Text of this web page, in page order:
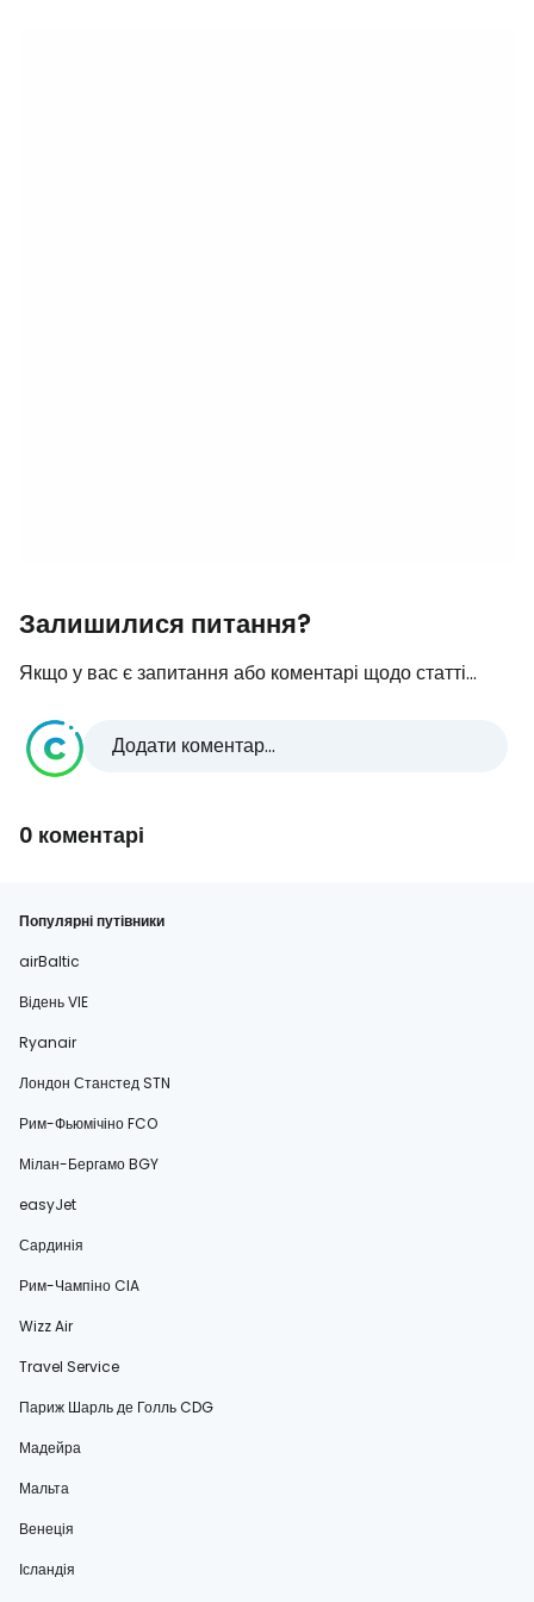
Залишилися питання?
Якщо у вас є запитання або коментарі щодо статті...
Додати коментар...
0 коментарі
Популярні путівники
airBaltic
Відень VIE
Ryanair
Лондон Станстед STN
Рим-Фьюмічіно FCO
Мілан-Бергамо BGY
easyJet
Сардинія
Рим-Чампіно CIA
Wizz Air
Travel Service
Париж Шарль де Голль CDG
Мадейра
Мальта
Венеція
Ісландія